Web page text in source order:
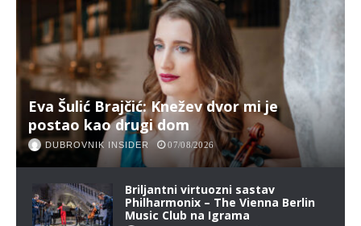
Eva Šulić Brajčić: Knežev dvor mi je
postao kao drugi dom
DUBROVNIK INSIDER 07/08/2026
Briljantni virtuozni sastav
Philharmonix – The Vienna Berlin
Music Club na Igrama